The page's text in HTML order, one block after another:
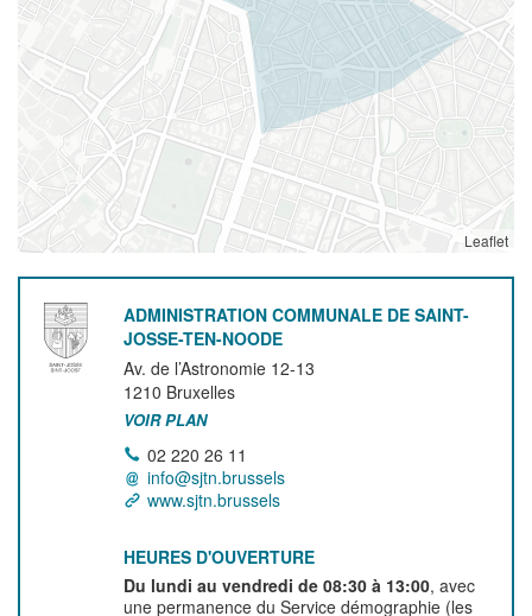
Leaflet
ADMINISTRATION COMMUNALE DE SAINT-
JOSSE-TEN-NOODE
Av. de l’Astronomie 12-13
1210 Bruxelles
VOIR PLAN
02 220 26 11
info@sjtn.brussels
www.sjtn.brussels
HEURES D'OUVERTURE
Du lundi au vendredi de 08:30 à 13:00, avec
une permanence du Service démographie (les